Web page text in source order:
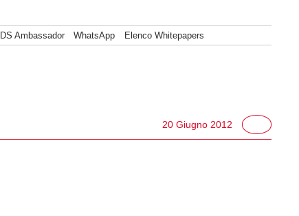
DS Ambassador WhatsApp Elenco Whitepapers
20 Giugno 2012